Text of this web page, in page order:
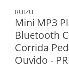
RUIZU
Mini MP3
Bluetooth
Corrida
Ouvido -